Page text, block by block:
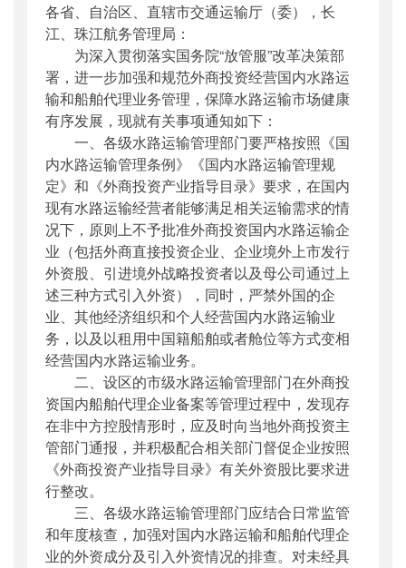
公开日期：2017年11月24日
主题词：
外商投资;水路运输;船舶代理
机构分类：水运局
主题分类：其他
公文类型：部办公厅函
各省、自治区、直辖市交通运输厅（委），长
江、珠江航务管理局：
为深入贯彻落实国务院“放管服”改革决策部
署，进一步加强和规范外商投资经营国内水路运
输和船舶代理业务管理，保障水路运输市场健康
有序发展，现就有关事项通知如下：
一、各级水路运输管理部门要严格按照《国
内水路运输管理条例》《国内水路运输管理规
定》和《外商投资产业指导目录》要求，在国内
现有水路运输经营者能够满足相关运输需求的情
况下，原则上不予批准外商投资国内水路运输企
业（包括外商直接投资企业、企业境外上市发行
外资股、引进境外战略投资者以及母公司通过上
述三种方式引入外资），同时，严禁外国的企
业、其他经济组织和个人经营国内水路运输业
务，以及以租用中国籍船舶或者舱位等方式变相
经营国内水路运输业务。
二、设区的市级水路运输管理部门在外商投
资国内船舶代理企业备案等管理过程中，发现存
在非中方控股情形时，应及时向当地外商投资主
管部门通报，并积极配合相关部门督促企业按照
《外商投资产业指导目录》有关外资股比要求进
行整改。
三、各级水路运输管理部门应结合日常监管
和年度核查，加强对国内水路运输和船舶代理企
业的外资成分及引入外资情况的排查。对未经具